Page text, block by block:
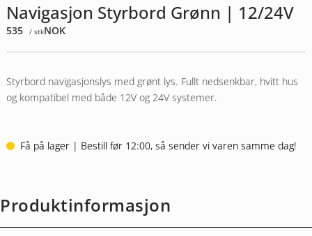
Navigasjon Styrbord Grønn | 12/24V
535 / stkNOK
Styrbord navigasjonslys med grønt lys. Fullt nedsenkbar, hvitt hus
og kompatibel med både 12V og 24V systemer.
Få på lager | Bestill før 12:00, så sender vi varen samme dag!
Produktinformasjon